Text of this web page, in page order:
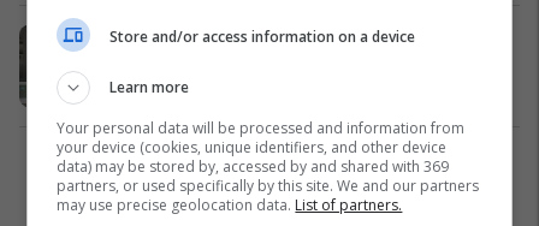
Erion Veliaj njofton për rregullimin e
Shqipëri
1
Store and/or access information on a device
Learn more
Your personal data will be processed and information from
your device (cookies, unique identifiers, and other device
data) may be stored by, accessed by and shared with 369
partners, or used specifically by this site. We and our partners
may use precise geolocation data. List of partners.